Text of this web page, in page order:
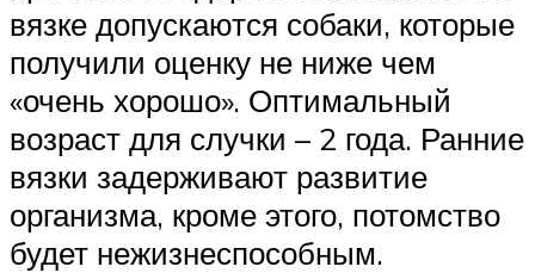
вязке допускаются собаки, которые
получили оценку не ниже чем
«очень хорошо». Оптимальный
возраст для случки – 2 года. Ранние
вязки задерживают развитие
организма, кроме этого, потомство
будет нежизнеспособным.